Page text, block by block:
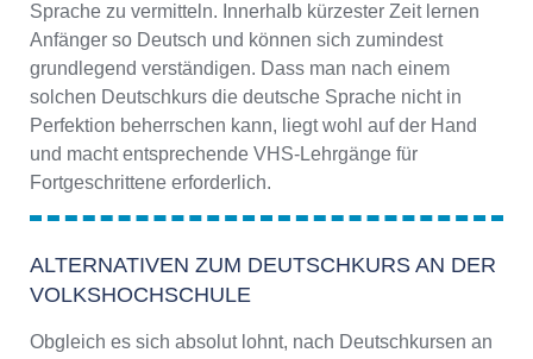
Sprache zu vermitteln. Innerhalb kürzester Zeit lernen
Anfänger so Deutsch und können sich zumindest
grundlegend verständigen. Dass man nach einem
solchen Deutschkurs die deutsche Sprache nicht in
Perfektion beherrschen kann, liegt wohl auf der Hand
und macht entsprechende VHS-Lehrgänge für
Fortgeschrittene erforderlich.
ALTERNATIVEN ZUM DEUTSCHKURS AN DER
VOLKSHOCHSCHULE
Obgleich es sich absolut lohnt, nach Deutschkursen an